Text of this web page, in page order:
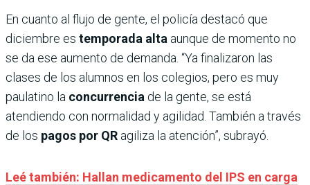
En cuanto al flujo de gente, el policía destacó que
diciembre es temporada alta aunque de momento no
se da ese aumento de demanda. “Ya finalizaron las
clases de los alumnos en los colegios, pero es muy
paulatino la concurrencia de la gente, se está
atendiendo con normalidad y agilidad. También a través
de los pagos por QR agiliza la atención”, subrayó.
Leé también: Hallan medicamento del IPS en carga